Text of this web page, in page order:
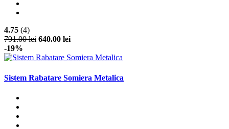
4.75 (4)
791.00 lei 640.00 lei
-19%
Sistem Rabatare Somiera Metalica